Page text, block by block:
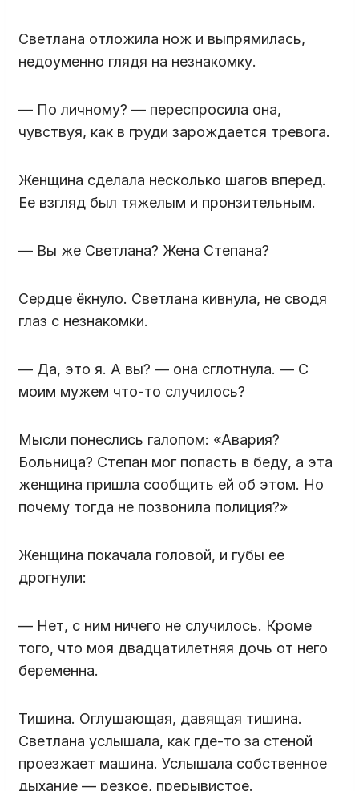
Светлана отложила нож и выпрямилась,
недоуменно глядя на незнакомку.
— По личному? — переспросила она,
чувствуя, как в груди зарождается тревога.
Женщина сделала несколько шагов вперед.
Ее взгляд был тяжелым и пронзительным.
— Вы же Светлана? Жена Степана?
Сердце ёкнуло. Светлана кивнула, не сводя
глаз с незнакомки.
— Да, это я. А вы? — она сглотнула. — С
моим мужем что-то случилось?
Мысли понеслись галопом: «Авария?
Больница? Степан мог попасть в беду, а эта
женщина пришла сообщить ей об этом. Но
почему тогда не позвонила полиция?»
Женщина покачала головой, и губы ее
дрогнули:
— Нет, с ним ничего не случилось. Кроме
того, что моя двадцатилетняя дочь от него
беременна.
Тишина. Оглушающая, давящая тишина.
Светлана услышала, как где-то за стеной
проезжает машина. Услышала собственное
дыхание — резкое, прерывистое.